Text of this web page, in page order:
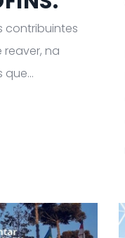
contribuintes
na